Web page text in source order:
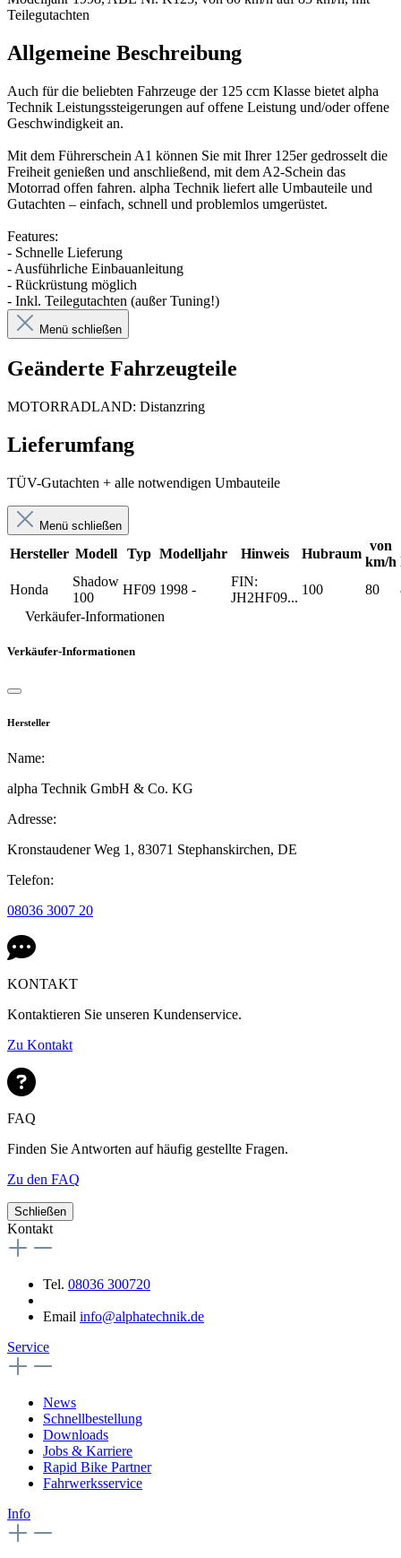
Teilegutachten
Allgemeine Beschreibung
Auch für die beliebten Fahrzeuge der 125 ccm Klasse bietet alpha
Technik Leistungssteigerungen auf offene Leistung und/oder offene
Geschwindigkeit an.
Mit dem Führerschein A1 können Sie mit Ihrer 125er gedrosselt die
Freiheit genießen und anschließend, mit dem A2-Schein das
Motorrad offen fahren. alpha Technik liefert alle Umbauteile und
Gutachten – einfach, schnell und problemlos umgerüstet.
Features:
- Schnelle Lieferung
- Ausführliche Einbauanleitung
- Rückrüstung möglich
- Inkl. Teilegutachten (außer Tuning!)
Menü schließen
Geänderte Fahrzeugteile
MOTORRADLAND: Distanzring
Lieferumfang
TÜV-Gutachten + alle notwendigen Umbauteile
Menü schließen
Hersteller Modell Typ Modelljahr Hinweis Hubraum
von
km/h
Honda
Shadow
100
HF09 1998 -
FIN:
JH2HF09...
100 80
Verkäufer-Informationen
Verkäufer-Informationen
Hersteller
Name:
alpha Technik GmbH & Co. KG
Adresse:
Kronstaudener Weg 1, 83071 Stephanskirchen, DE
Telefon:
08036 3007 20
KONTAKT
Kontaktieren Sie unseren Kundenservice.
Zu Kontakt
FAQ
Finden Sie Antworten auf häufig gestellte Fragen.
Zu den FAQ
Schließen
Kontakt
Tel. 08036 300720
Email info@alphatechnik.de
Service
News
Schnellbestellung
Downloads
Jobs & Karriere
Rapid Bike Partner
Fahrwerksservice
Info